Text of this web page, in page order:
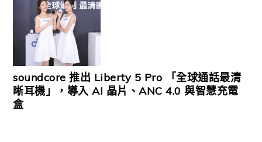
soundcore 推出 Liberty 5 Pro 「全球通話最清
晰耳機」，導入 AI 晶片、ANC 4.0 與智慧充電
盒